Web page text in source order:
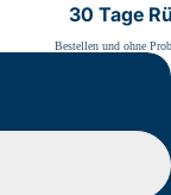
30 Tage
Bestellen und ohne